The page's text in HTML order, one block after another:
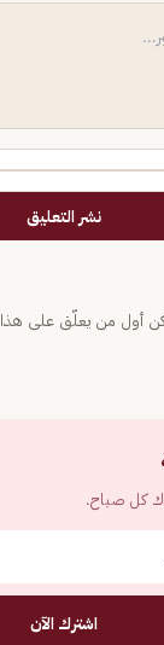
نشر التعليق
أول من يعلّق على هذا
كل صباح.
اشترك الآن